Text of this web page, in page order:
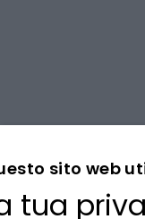
Via Confienza 2/E
sito web
tua